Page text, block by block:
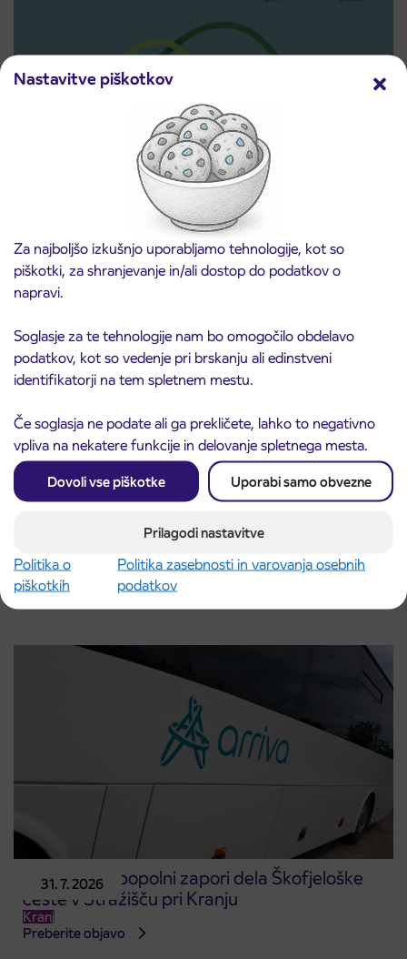
Nastavitve piškotkov
Za najboljšo izkušnjo uporabljamo tehnologije, kot so
piškotki, za shranjevanje in/ali dostop do podatkov o
napravi.
Soglasje za te tehnologije nam bo omogočilo obdelavo
podatkov, kot so vedenje pri brskanju ali edinstveni
identifikatorji na tem spletnem mestu.
Če soglasja ne podate ali ga prekličete, lahko to negativno
vpliva na nekatere funkcije in delovanje spletnega mesta.
Dovoli vse piškotke Uporabi samo obvezne
Prilagodi nastavitve
Politika o
piškotkih
Politika zasebnosti in varovanja osebnih
podatkov
Predprodaja dijaških subvencioniranih IJPP
vozovnic za šolsko leto 2026/2027 se začne
Kranj
Preberite objavo
Obvestilo o popolni zapori ceste
ČEŠNJEVEK – TRATA
Kranj
31. 7. 2026
Obvestilo o popolni zapori dela Škofjeloške
ceste v Stražišču pri Kranju
Kranj
Preberite objavo